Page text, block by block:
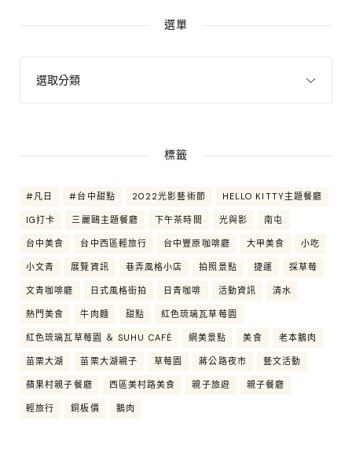
選單
標籤
#凡日 #台中甜點 2022光影藝術節 HELLO KITTY主題餐廳
IG打卡 三麗鷗主題餐廳 下午茶時間 光與影 南屯
台中美食 台中西區輕旅行 台中豐原咖啡廳 大甲美食 小吃
小文青 展覽資訊 巷弄風格小店 拍照景點 捷運 採草莓
文青咖啡廳 日式風格街拍 日青咖啡 活動資訊 清水
熱門美食 牛肉麵 甜點 紅色琉璃瓦草莓園
紅色琉璃瓦草莓園 ＆ SUHU CAFÉ 網美景點 美食 老本鵝肉
苗栗大湖 苗栗大湖親子 草莓園 蔣公路夜市 藝文活動
蘋果村親子餐廳 西區美村路美食 親子旅遊 親子餐廳
輕旅行 銅板價 鵝肉